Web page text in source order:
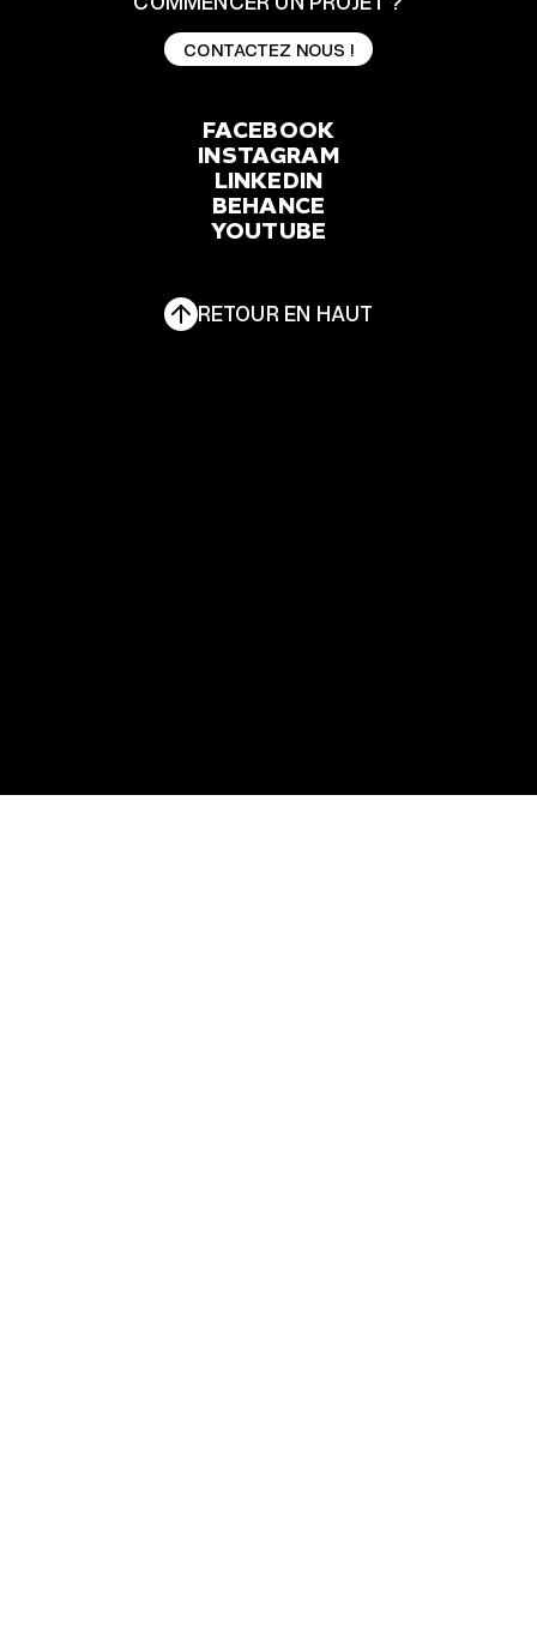
CONTACTEZ NOUS !
FACEBOOK
FACEBOOK
INSTAGRAM
INSTAGRAM
LINKEDIN
LINKEDIN
BEHANCE
YOUTUBE
RETOUR EN HAUT